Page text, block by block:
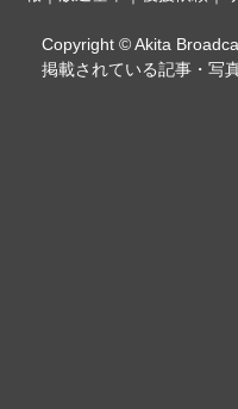
Copyright © Akita
掲載されている記事・写